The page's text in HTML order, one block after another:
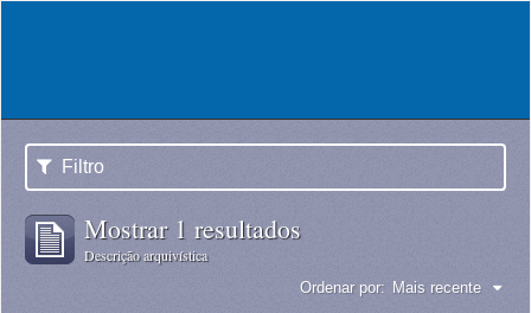
Filtro
Mostrar 1 resultados
Descrição arquivística
Ordenar por: Mais recente